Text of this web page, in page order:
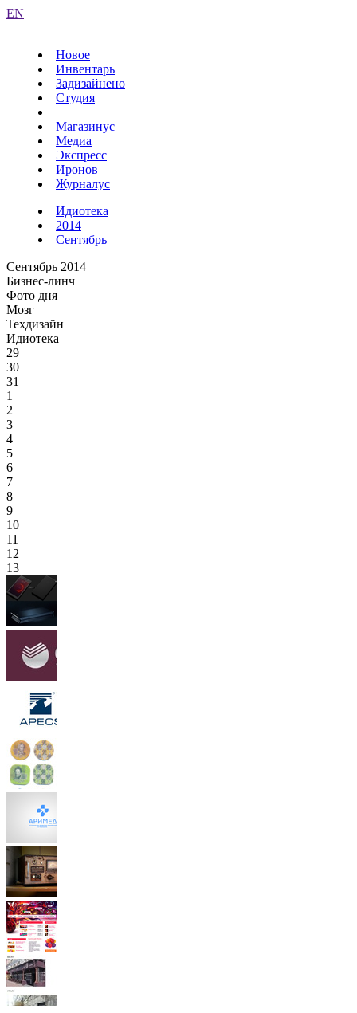
EN
Новое
Инвентарь
Задизайнено
Студия
Магазинус
Медиа
Экспресс
Иронов
Журналус
Идиотека
2014
Сентябрь
Сентябрь 2014
Бизнес-линч
Фото дня
Мозг
Техдизайн
Идиотека
29
30
31
1
2
3
4
5
6
7
8
9
10
11
12
13